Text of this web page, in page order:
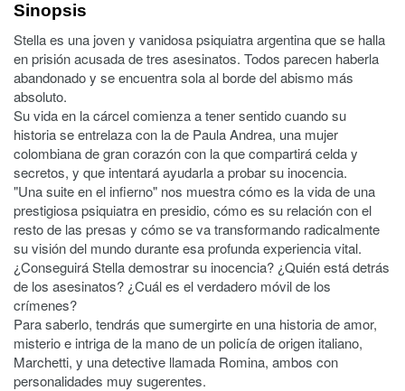
Sinopsis
Stella es una joven y vanidosa psiquiatra argentina que se halla
en prisión acusada de tres asesinatos. Todos parecen haberla
abandonado y se encuentra sola al borde del abismo más
absoluto.
Su vida en la cárcel comienza a tener sentido cuando su
historia se entrelaza con la de Paula Andrea, una mujer
colombiana de gran corazón con la que compartirá celda y
secretos, y que intentará ayudarla a probar su inocencia.
"Una suite en el infierno" nos muestra cómo es la vida de una
prestigiosa psiquiatra en presidio, cómo es su relación con el
resto de las presas y cómo se va transformando radicalmente
su visión del mundo durante esa profunda experiencia vital.
¿Conseguirá Stella demostrar su inocencia? ¿Quién está detrás
de los asesinatos? ¿Cuál es el verdadero móvil de los
crímenes?
Para saberlo, tendrás que sumergirte en una historia de amor,
misterio e intriga de la mano de un policía de origen italiano,
Marchetti, y una detective llamada Romina, ambos con
personalidades muy sugerentes.